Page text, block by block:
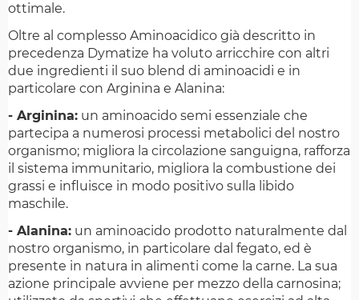
ottimale.
Oltre al complesso Aminoacidico già descritto in
precedenza Dymatize ha voluto arricchire con altri
due ingredienti il suo blend di aminoacidi e in
particolare con Arginina e Alanina:
- Arginina: un aminoacido semi essenziale che
partecipa a numerosi processi metabolici del nostro
organismo; migliora la circolazione sanguigna, rafforza
il sistema immunitario, migliora la combustione dei
grassi e influisce in modo positivo sulla libido
maschile.
- Alanina: un aminoacido prodotto naturalmente dal
nostro organismo, in particolare dal fegato, ed è
presente in natura in alimenti come la carne. La sua
azione principale avviene per mezzo della carnosina;